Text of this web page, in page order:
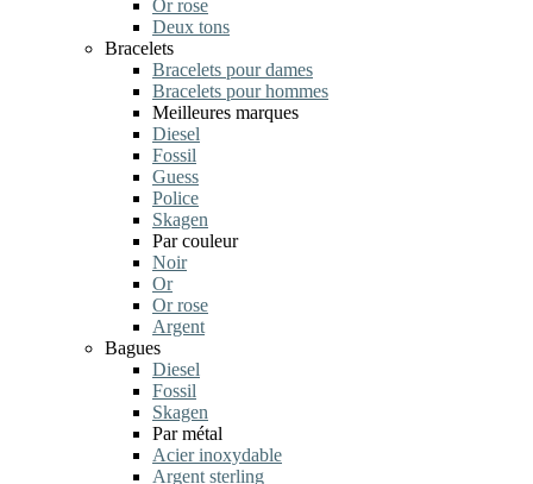
Or rose
Deux tons
Bracelets
Bracelets pour dames
Bracelets pour hommes
Meilleures marques
Diesel
Fossil
Guess
Police
Skagen
Par couleur
Noir
Or
Or rose
Argent
Bagues
Diesel
Fossil
Skagen
Par métal
Acier inoxydable
Argent sterling